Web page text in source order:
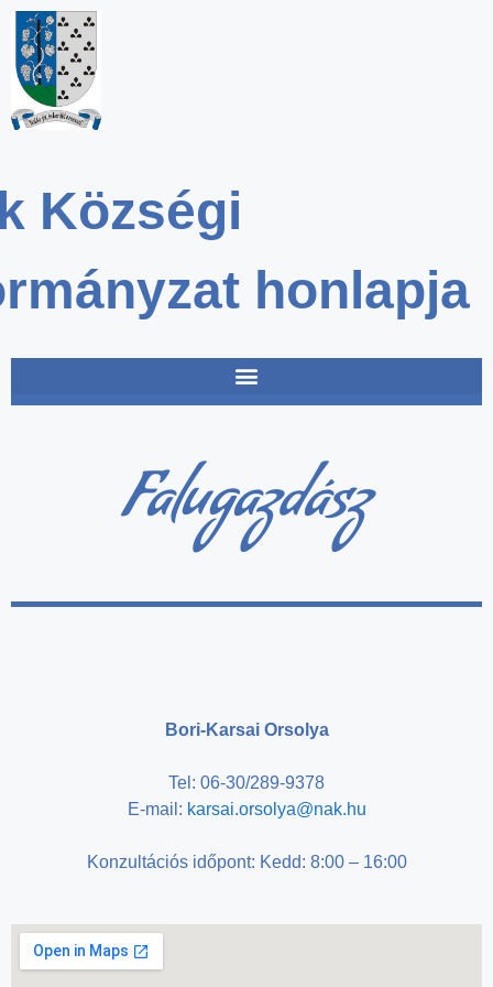
Községi
honlapja
Falugazdász
Bori-Karsai Orsolya
Tel: 06-30/289-9378
E-mail: karsai.orsolya@nak.hu
Konzultációs időpont: Kedd: 8:00 – 16:00